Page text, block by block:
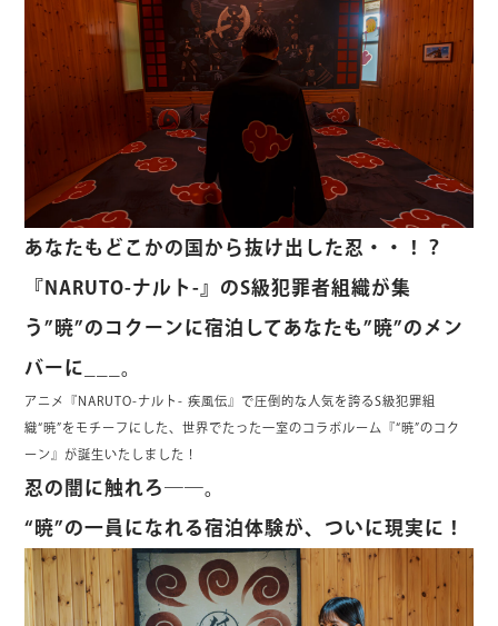
あなたもどこかの国から抜け出した忍・・！？
『NARUTO-ナルト-』のS級犯罪者組織が集
う”暁”のコクーンに宿泊してあなたも”暁”のメン
バーに___。
アニメ『NARUTO-ナルト- 疾風伝』で圧倒的な人気を誇るS級犯罪組
織“暁”をモチーフにした、世界でたった一室のコラボルーム『“暁”のコク
ーン』が誕生いたしました！
忍の闇に触れろ――。
“暁”の一員になれる宿泊体験が、ついに現実に！